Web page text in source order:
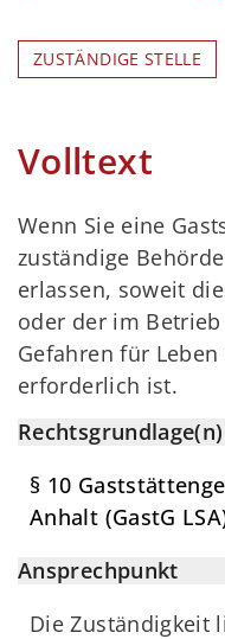
ZUSTÄNDIGE STELLE
Volltext
Wenn Sie eine
zuständige
erlassen, soweit
oder der im
Gefahren für
erforderlich ist.
Rechtsgrundlage(n)
§ 10
Anhalt (GastG
Ansprechpunkt
Die Zuständigkeit